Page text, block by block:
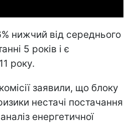
нижчий від середнього
5 років і є
року.
заявили, що блоку
нестачі постачання
енергетичної